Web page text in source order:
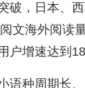
破，日本、
文海外阅读
户增速达到
语种周期长